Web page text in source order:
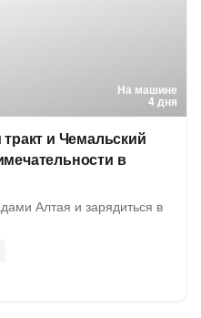
На машине
4 дня
и Чемальский
в
Алтая и зарядиться в